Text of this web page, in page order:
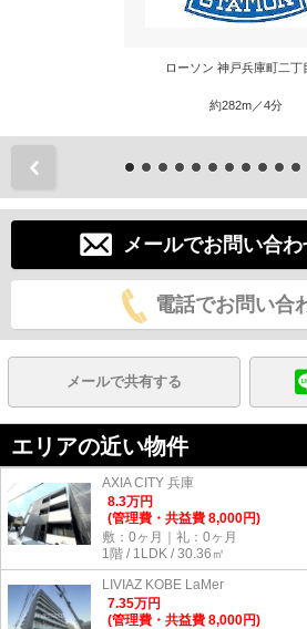
ローソン 神戸兵庫町二丁
約282m／4分
メールでお問い合
電話でお問い合
メールで共有する
エリアの近い物件
AXIA CITY 兵庫
8.3万円
(管理費・共益費 8,000円)
敷：0ヶ月｜礼：0ヶ月
1階 / 1LDK / 30.36㎡
LIVIAZ KOBE LaMer
7.35万円
(管理費・共益費 8,000円)